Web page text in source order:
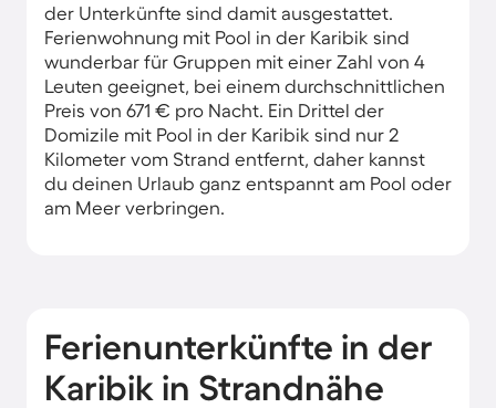
der Unterkünfte sind damit ausgestattet.
Ferienwohnung mit Pool in der Karibik sind
wunderbar für Gruppen mit einer Zahl von 4
Leuten geeignet, bei einem durchschnittlichen
Preis von 671 € pro Nacht. Ein Drittel der
Domizile mit Pool in der Karibik sind nur 2
Kilometer vom Strand entfernt, daher kannst
du deinen Urlaub ganz entspannt am Pool oder
am Meer verbringen.
Ferienunterkünfte in der
Karibik in Strandnähe